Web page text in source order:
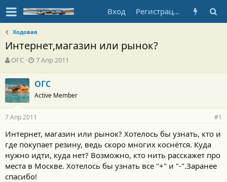
Вход Регистрация
Ходовая
Интернет,магазин или рынок?
А
т
о
р
т
е
м
ы
ОГС
Д
а
н
ч
а
л
а
7 Апр 2011
ОГС
Active Member
7 Апр 2011 #1
Интернет, магазин или рынок? Хотелось бы узнать, кто и
где покупает резину, ведь скоро многих коснётся. Куда
нужно идти, куда нет? Возможно, кто нить расскажет про
места в Москве. Хотелось бы узнать все "+" и "-".Заранее
спасибо!